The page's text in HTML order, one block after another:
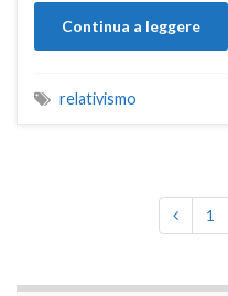
Continua a leggere
relativismo
1